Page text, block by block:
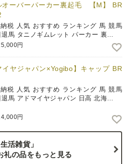
オーバーパーカー裏起毛 【М】 BR
税 人気 おすすめ ランキング 馬 競馬
退馬 タニノギムレット パーカー 裏…
円
イヤジャパン×Yogibo】キャップ BR
税 人気 おすすめ ランキング 馬 競馬
退馬 アドマイヤジャパン 日高 北海…
円
生活雑貨」
礼の品をもっと見る